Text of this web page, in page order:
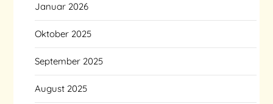
Januar 2026
Oktober 2025
September 2025
August 2025